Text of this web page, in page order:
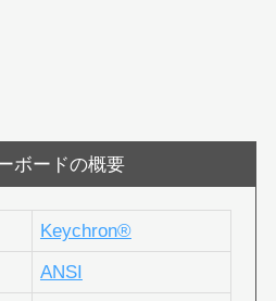
ボードの概要
Keychron®︎
ANSI